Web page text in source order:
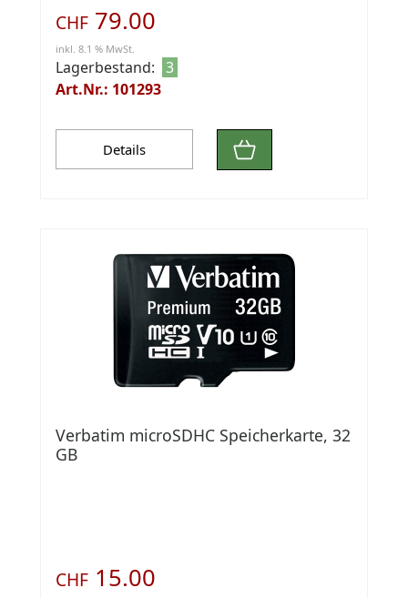
CHF 79.00
inkl. 8.1 % MwSt.
Lagerbestand: 3
Art.Nr.: 101293
Details
Verbatim microSDHC Speicherkarte, 32
GB
CHF 15.00